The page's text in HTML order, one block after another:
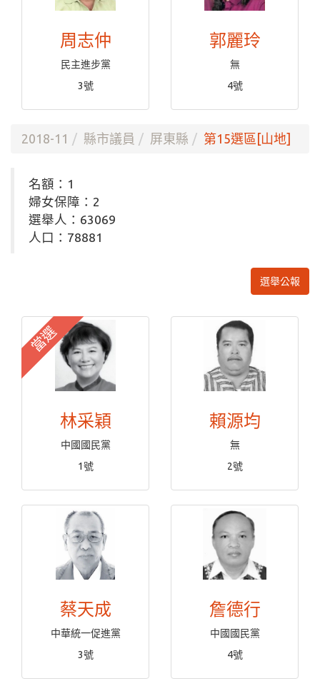
周志仲
民主進步黨
3號
郭麗玲
無
4號
2018-11 縣市議員 屏東縣 第15選區[山地]
名額：1
婦女保障：2
選舉人：63069
人口：78881
選舉公報
當選
林采穎
中國國民黨
1號
賴源均
無
2號
蔡天成
中華統一促進黨
3號
詹德行
中國國民黨
4號